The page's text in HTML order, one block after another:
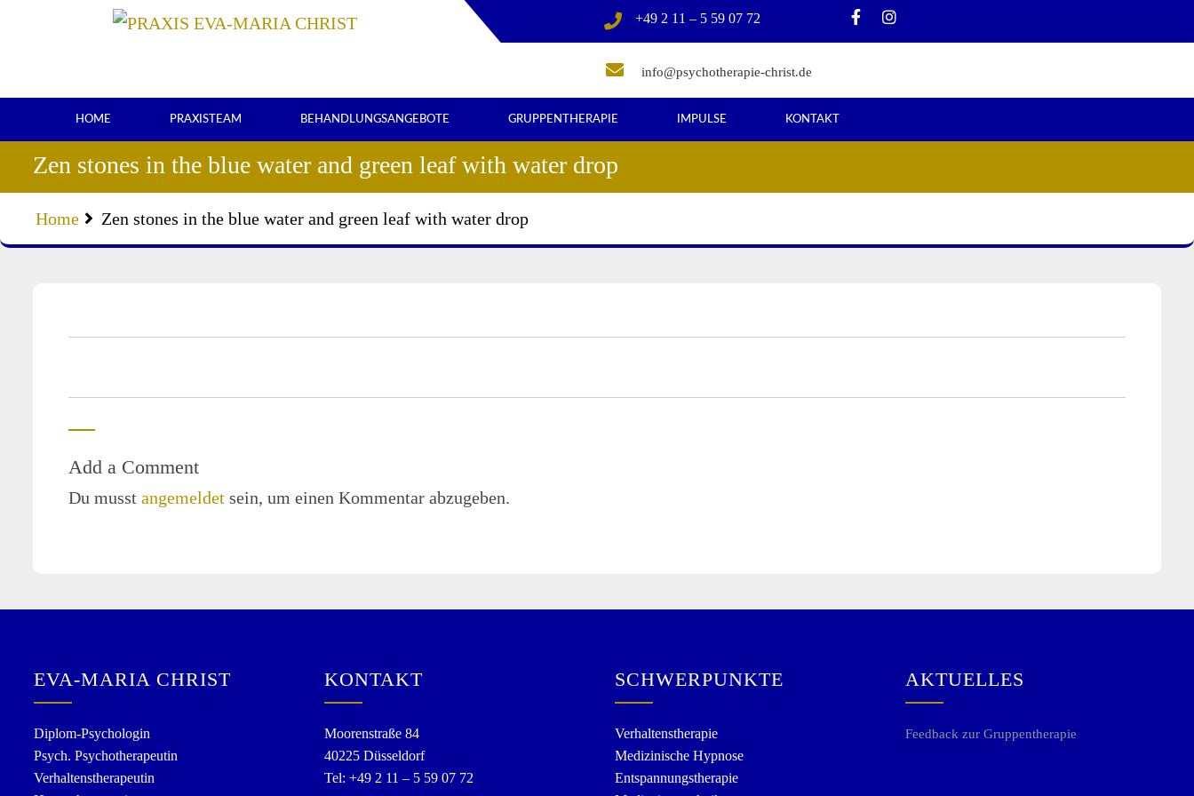
+49 2 11 – 5 59 07 72
info@psychotherapie-christ.de
HOME PRAXISTEAM BEHANDLUNGSANGEBOTE GRUPPENTHERAPIE IMPULSE KONTAKT
Zen stones in the blue water and green leaf with water drop
Home Zen stones in the blue water and green leaf with water drop
Add a Comment
Du musst angemeldet sein, um einen Kommentar abzugeben.
EVA-MARIA CHRIST
Diplom-Psychologin
Psych. Psychotherapeutin
Verhaltenstherapeutin
KONTAKT
Moorenstraße 84
40225 Düsseldorf
Tel: +49 2 11 – 5 59 07 72
SCHWERPUNKTE
Verhaltenstherapie
Medizinische Hypnose
Entspannungstherapie
AKTUELLES
Feedback zur Gruppentherapie